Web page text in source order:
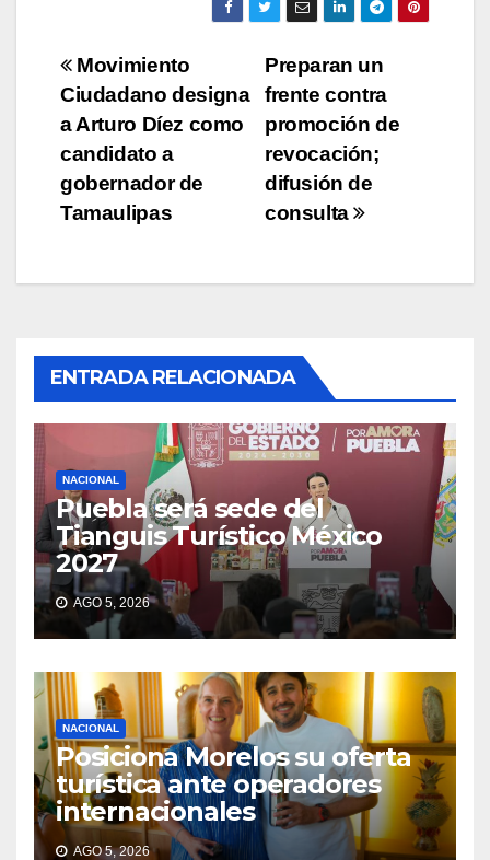
Navegación
de
entradas
Preparan un
frente contra
promoción de
revocación;
difusión de
consulta
Movimiento
Ciudadano designa
a Arturo Díez como
candidato a
gobernador de
Tamaulipas
ENTRADA RELACIONADA
NACIONAL
Puebla será sede del
Tianguis Turístico México
2027
AGO 5, 2026
NACIONAL
Posiciona Morelos su oferta
turística ante operadores
internacionales
AGO 5, 2026